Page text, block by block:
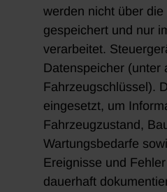
werden nicht über
gespeichert und nur
verarbeitet.
Datenspeicher (unter
Fahrzeugschlüssel).
eingesetzt, um
Fahrzeugzustand,
Wartungsbedarfe
Ereignisse und
dauerhaft